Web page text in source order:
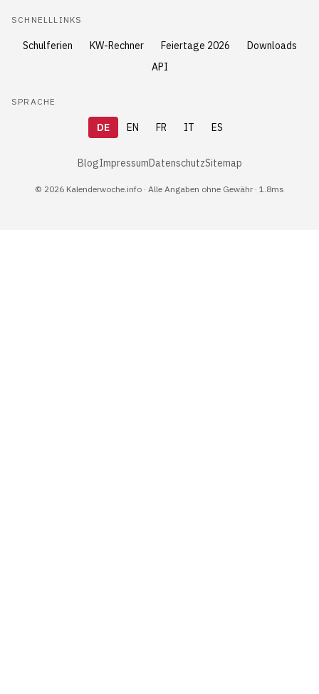
SCHNELLLINKS
Schulferien KW-Rechner Feiertage 2026
Downloads
API
SPRACHE
DE EN FR IT ES
BlogImpressumDatenschutzSitemap
© 2026 Kalenderwoche.info · Alle Angaben ohne Gewähr · 1.8ms